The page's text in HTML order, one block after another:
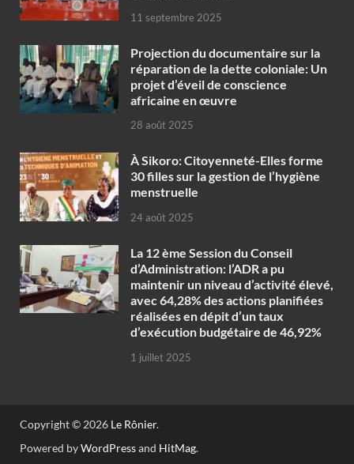
11 septembre 2025
Projection du documentaire sur la
réparation de la dette coloniale: Un
projet d’éveil de conscience
africaine en œuvre‎
28 août 2025
À Sikoro: Citoyenneté-Elles forme
30 filles sur la gestion de l’hygiène
menstruelle
24 août 2025
La 12 ème Session du Conseil
d’Administration: l’ADR a pu
maintenir un niveau d’activité élevé,
avec 64,28% des actions planifiées
réalisées en dépit d’un taux
d’exécution budgétaire de 46,92%
1 juillet 2025
Copyright © 2026 Le Rônier.
Powered byWordPressand HitMag.